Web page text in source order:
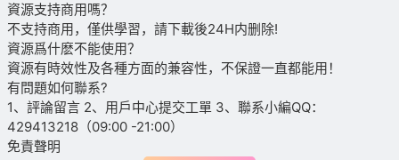
資源支持商用嗎？
不支持商用，僅供學習，請下載後24H内删除!
資源爲什麽不能使用？
資源有時效性及各種方面的兼容性，不保證一直都能用！
有問題如何聯系?
1、評論留言 2、用戶中心提交工單 3、聯系小編QQ：
429413218（09:00 -21:00）
免責聲明